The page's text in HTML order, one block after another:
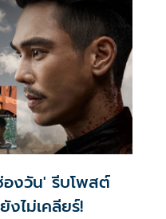
บทบาทกับ 2 สาว มาเบล
งวัน' รีบโพสต์
ไม่เคลียร์!